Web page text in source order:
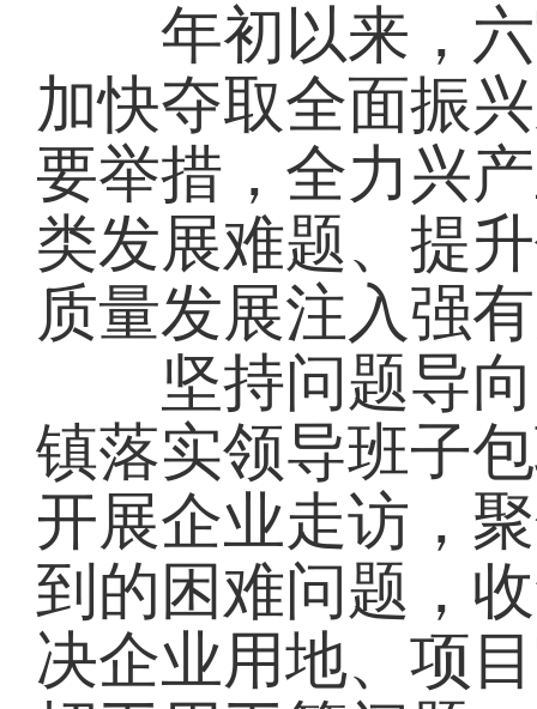
年初以来，六
加快夺取全面振
要举措，全力兴
类发展难题、提
质量发展注入强
坚持问题导向
镇落实领导班子
开展企业走访，
到的困难问题，
决企业用地、项